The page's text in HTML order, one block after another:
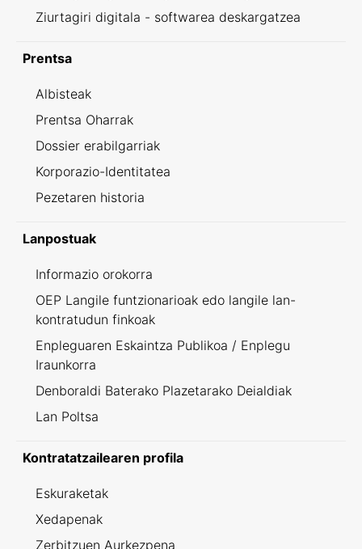
Ziurtagiri digitala - softwarea deskargatzea
Prentsa
Albisteak
Prentsa Oharrak
Dossier erabilgarriak
Korporazio-Identitatea
Pezetaren historia
Lanpostuak
Informazio orokorra
OEP Langile funtzionarioak edo langile lan-
kontratudun finkoak
Enpleguaren Eskaintza Publikoa / Enplegu
Iraunkorra
Denboraldi Baterako Plazetarako Deialdiak
Lan Poltsa
Kontratatzailearen profila
Eskuraketak
Xedapenak
Zerbitzuen Aurkezpena